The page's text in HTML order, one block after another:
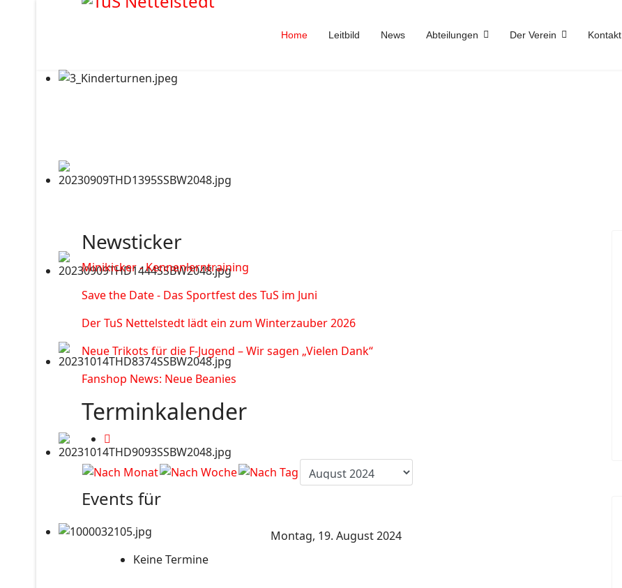
Home Leitbild News Abteilungen Der Verein Kontakt
Newsticker
Minikicker - Kennenlerntraining
Save the Date - Das Sportfest des TuS im Juni
Der TuS Nettelstedt lädt ein zum Winterzauber 2026
Neue Trikots für die F-Jugend – Wir sagen „Vielen Dank“
Fanshop News: Neue Beanies
Terminkalender
Events für
Montag, 19. August 2024
Keine Termine